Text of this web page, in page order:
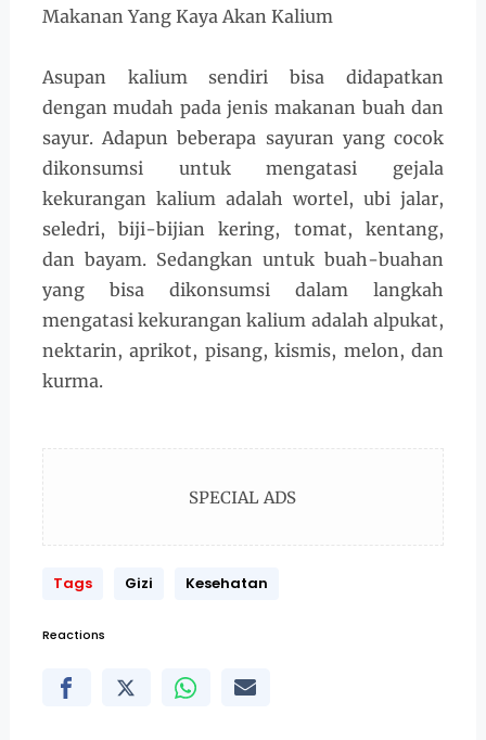
Makanan Yang Kaya Akan Kalium
Asupan kalium sendiri bisa didapatkan
dengan mudah pada jenis makanan buah dan
sayur. Adapun beberapa sayuran yang cocok
dikonsumsi untuk mengatasi gejala
kekurangan kalium adalah wortel, ubi jalar,
seledri, biji-bijian kering, tomat, kentang,
dan bayam. Sedangkan untuk buah-buahan
yang bisa dikonsumsi dalam langkah
mengatasi kekurangan kalium adalah alpukat,
nektarin, aprikot, pisang, kismis, melon, dan
kurma.
SPECIAL ADS
Tags Gizi Kesehatan
Reactions